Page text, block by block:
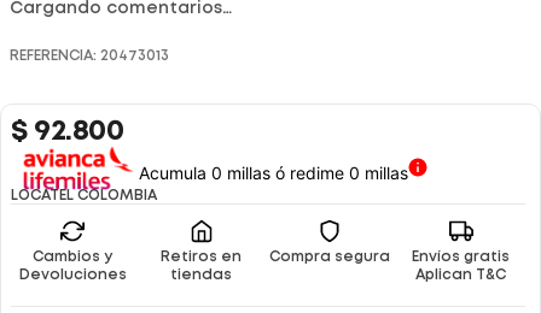
Cargando comentarios…
REFERENCIA: 20473013
$ 92.800
Acumula 0 millas ó redime 0 millas
LOCATEL COLOMBIA
Cambios y
Devoluciones
Retiros en
tiendas
Compra segura
Envíos gratis
Aplican T&C